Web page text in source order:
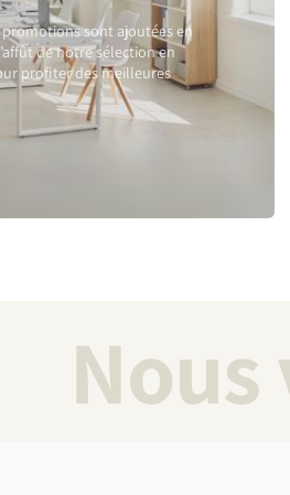
sont ajoutées en
de notre sélection en
profiter des meilleures